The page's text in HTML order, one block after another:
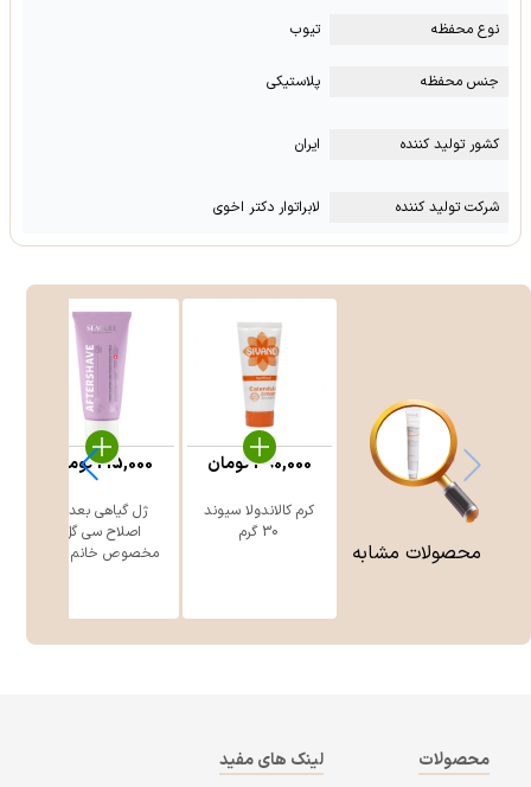
نوع محفظه تیوب
جنس محفظه پلاستیکی
کشور تولید کننده ایران
شرکت تولید کننده لابراتوار دکتر اخوی
محصولات مشابه
کرم کالاندولا سیوند
30 گرم
390,000تومان
ژل گیاهی بعد از
اصلاح سی گل
مخصوص خانم ه ...
215,000تومان
محصولات لینک های مفید